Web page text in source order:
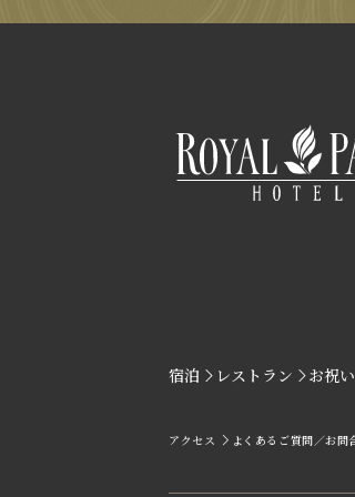
宿泊 レストラン お祝い
アクセス よくあるご質問／お問